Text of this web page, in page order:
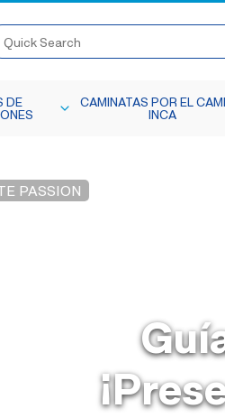
DE
CAMINATAS POR EL
INCA
PASSION